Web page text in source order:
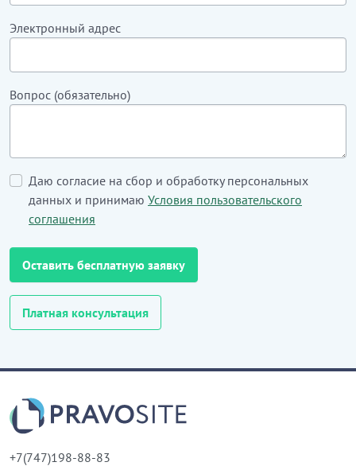
Электронный адрес
Вопрос (обязательно)
Даю согласие на сбор и обработку персональных
данных и принимаю Условия пользовательского
соглашения
Оставить бесплатную заявку
Платная консультация
+7(747)198-88-83